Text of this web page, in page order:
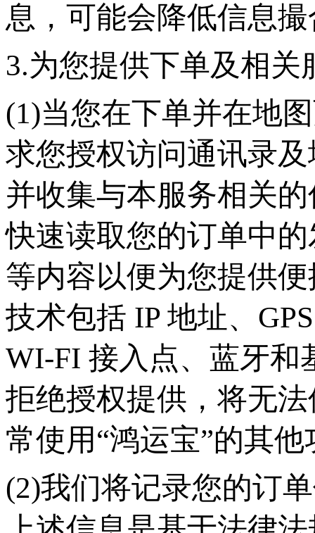
息，可能会降低信息
3.为您提供下单及相关
(1)当您在下单并在地
求您授权访问通讯录
并收集与本服务相关
快速读取您的订单中
等内容以便为您提供
技术包括 IP 地址、
WI-FI 接入点、蓝牙和
拒绝授权提供，将无
常使用“鸿运宝”的其他
(2)我们将记录您的订